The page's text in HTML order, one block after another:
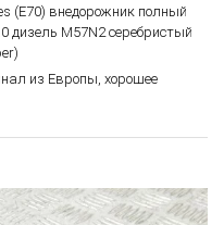
(E70) внедорожник полный
дизель M57N2 серебристый
из Европы, хорошее